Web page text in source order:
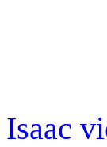
Isaac